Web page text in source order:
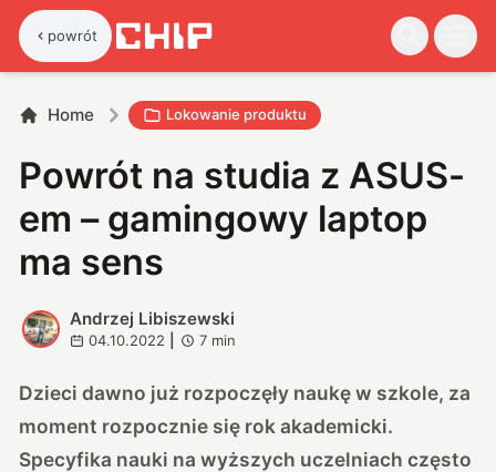
powrót
Home Lokowanie produktu
Powrót na studia z ASUS-
em – gamingowy laptop
ma sens
A
Andrzej Libiszewski
04.10.2022 7 min
Dzieci dawno już rozpoczęły naukę w szkole, za
moment rozpocznie się rok akademicki.
Specyfika nauki na wyższych uczelniach często